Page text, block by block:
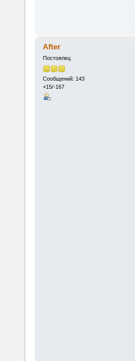
After
Постоялец
Сообщений: 143
+15/-167